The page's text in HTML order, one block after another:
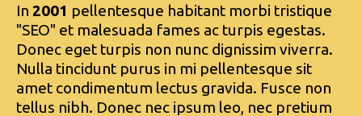
In 2001 pellentesque habitant morbi tristique
"SEO" et malesuada fames ac turpis egestas.
Donec eget turpis non nunc dignissim viverra.
Nulla tincidunt purus in mi pellentesque sit
amet condimentum lectus gravida. Fusce non
tellus nibh. Donec nec ipsum leo, nec pretium